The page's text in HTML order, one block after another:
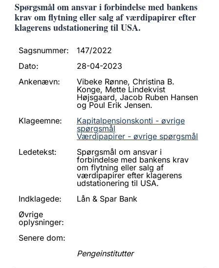
Spørgsmål om ansvar i forbindelse med bankens
krav om flytning eller salg af værdipapirer efter
klagerens udstationering til USA.
Sagsnummer:
147/2022
Dato:
28-04-2023
Ankenævn:
Vibeke Rønne, Christina B.
Konge, Mette Lindekvist
Højsgaard, Jacob Ruben Hansen
og Poul Erik Jensen.
Klageemne:
Kapitalpensionskonti - øvrige
spørgsmål
Værdipapirer - øvrige spørgsmål
Ledetekst:
Spørgsmål om ansvar i
forbindelse med bankens krav
om flytning eller salg af
værdipapirer efter klagerens
udstationering til USA.
Indklagede:
Lån & Spar Bank
Øvrige
oplysninger:
Senere dom:
Pengeinstitutter